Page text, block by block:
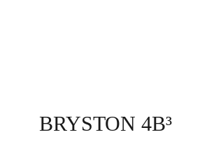
BRYSTON 4B³